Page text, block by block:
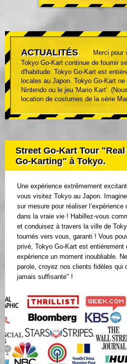
ACTUALITÉS
Merci pour
Tokyo Go-Kart continue de fournir
d'habitude. Tokyo Go-Kart est
locales au Japon. Tokyo Go-Kart
Nintendo ou le jeu 'Mario Kart'.
location de costumes de la série
Street Go-Kart Tour
Go-Karting" à Tokyo.
Une expérience extrêmement
vous visitez Tokyo au Japon.
sur mesure pour réaliser l’expérience
dans la vraie vie ! Habillez-vous
et conduisez à travers la ville de
tournés vers vous, garanti ! Vous
privé, Tokyo Go-Kart est entièrement
expérience un moment inoubliable.
parole, croyez nos clients fidèles qui
jamais suffisante" !